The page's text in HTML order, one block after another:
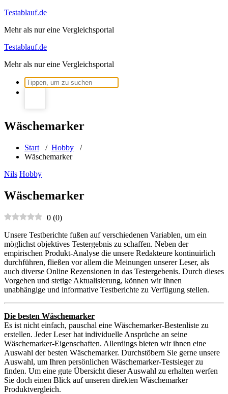
Zum
springen
Testablauf.de
Mehr als nur eine Vergleichsportal
Testablauf.de
Mehr als nur eine Vergleichsportal
Suchen
nach:
Wäschemarker
Start / Hobby /
Wäschemarker
Nils Hobby
Wäschemarker
0 (0)
Unsere Testberichte fußen auf verschiedenen Variablen, um ein
möglichst objektives Testergebnis zu schaffen. Neben der
empirischen Produkt-Analyse die unsere Redakteure kontinuirlich
durchführen, fließen vor allem die Meinungen unserer Leser, als
auch diverse Online Rezensionen in das Testergebenis. Durch dieses
Vorgehen und stetige Aktualisierung, können wir Ihnen
unabhängige und informative Testberichte zu Verfügung stellen.
Die besten Wäschemarker
Es ist nicht einfach, pauschal eine Wäschemarker-Bestenliste zu
erstellen. Jeder Leser hat individuelle Ansprüche an seine
Wäschemarker-Eigenschaften. Allerdings bieten wir ihnen eine
Auswahl der besten Wäschemarker. Durchstöbern Sie gerne unsere
Auswahl, um Ihren persönlichen Wäschemarker-Testsieger zu
finden. Um eine gute Übersicht dieser Auswahl zu erhalten werfen
Sie doch einen Blick auf unseren direkten Wäschemarker
Produktvergleich.